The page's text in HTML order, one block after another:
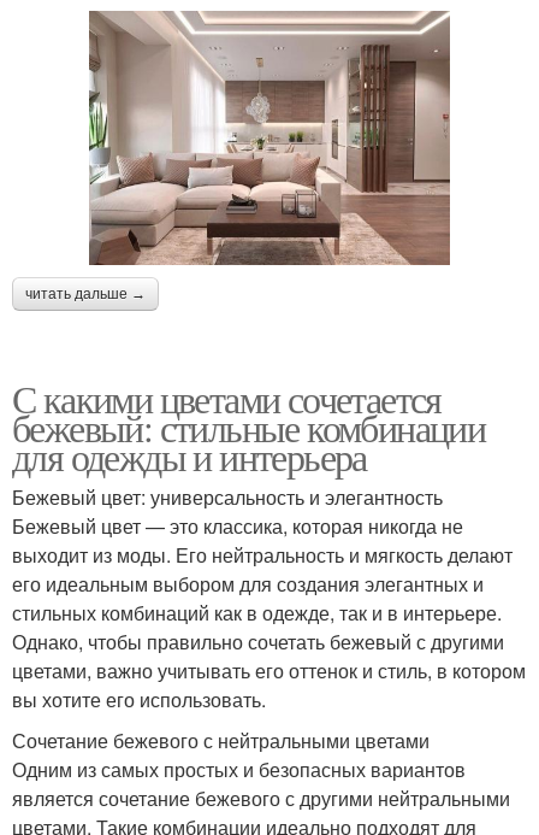
читать дальше →
С какими цветами сочетается
бежевый: стильные комбинации
для одежды и интерьера
Бежевый цвет: универсальность и элегантность
Бежевый цвет — это классика, которая никогда не
выходит из моды. Его нейтральность и мягкость делают
его идеальным выбором для создания элегантных и
стильных комбинаций как в одежде, так и в интерьере.
Однако, чтобы правильно сочетать бежевый с другими
цветами, важно учитывать его оттенок и стиль, в котором
вы хотите его использовать.
Сочетание бежевого с нейтральными цветами
Одним из самых простых и безопасных вариантов
является сочетание бежевого с другими нейтральными
цветами. Такие комбинации идеально подходят для